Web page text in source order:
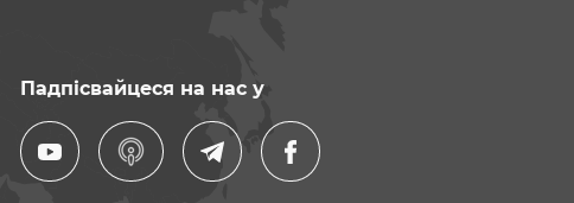
Падпісвайцеся на нас у